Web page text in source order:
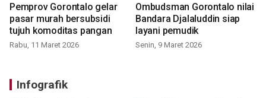
Pemprov Gorontalo gelar
pasar murah bersubsidi
tujuh komoditas pangan
Rabu, 11 Maret 2026
Ombudsman Gorontalo nilai
Bandara Djalaluddin siap
layani pemudik
Senin, 9 Maret 2026
Infografik